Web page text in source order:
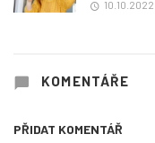
10.10.2022
KOMENTÁŘE
PŘIDAT KOMENTÁŘ